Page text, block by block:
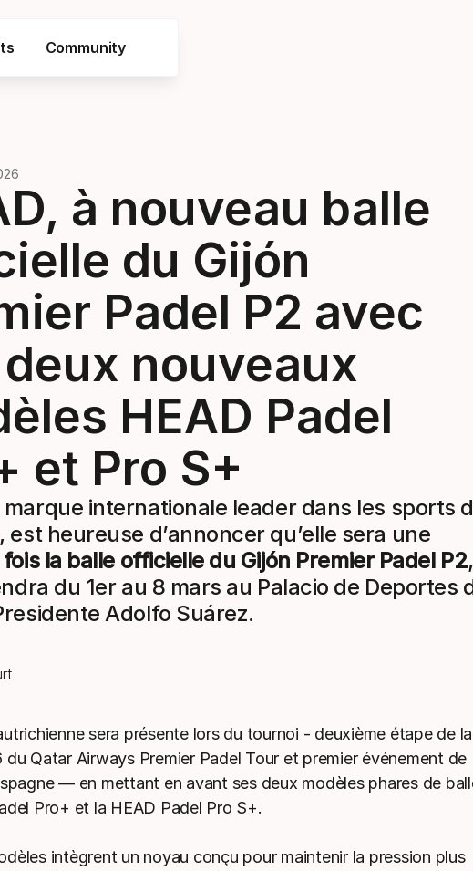
Community
à nouveau balle
du Gijón
Padel P2 avec
nouveaux
HEAD Padel
et Pro S+
marque internationale leader dans les sports
est heureuse d’annoncer qu’elle sera une
la balle officielle du Gijón Premier Padel P2,
du 1er au 8 mars au Palacio de Deportes
Adolfo Suárez.
sera présente lors du tournoi - deuxième étape de la
du Qatar Airways Premier Padel Tour et premier événement de
— en mettant en avant ses deux modèles phares de
Pro+ et la HEAD Padel Pro S+.
intègrent un noyau conçu pour maintenir la pression plus